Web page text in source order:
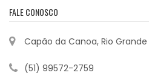
FALE CONOSCO
Capão da Canoa, Rio Grande
(51) 99572-2759